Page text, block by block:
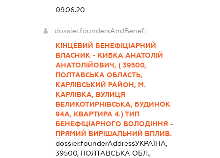
09.06.20
dossier.foundersAndBenef:
КІНЦЕВИЙ БЕНЕФІЦІАРНИЙ
ВЛАСНИК - КИБКА АНАТОЛІЙ
АНАТОЛІЙОВИЧ, ( 39500,
ПОЛТАВСЬКА ОБЛАСТЬ,
КАРЛІВСЬКИЙ РАЙОН, М.
КАРЛІВКА, ВУЛИЦЯ
ВЕЛИКОТИРНІВСЬКА, БУДИНОК
94А, КВАРТИРА 4.) ТИП
БЕНЕФІЦІАРНОГО ВОЛОДІННЯ -
ПРЯМИЙ ВИРІШАЛЬНИЙ ВПЛИВ.
dossier.founderAddressУКРАЇНА,
39500, ПОЛТАВСЬКА ОБЛ.,